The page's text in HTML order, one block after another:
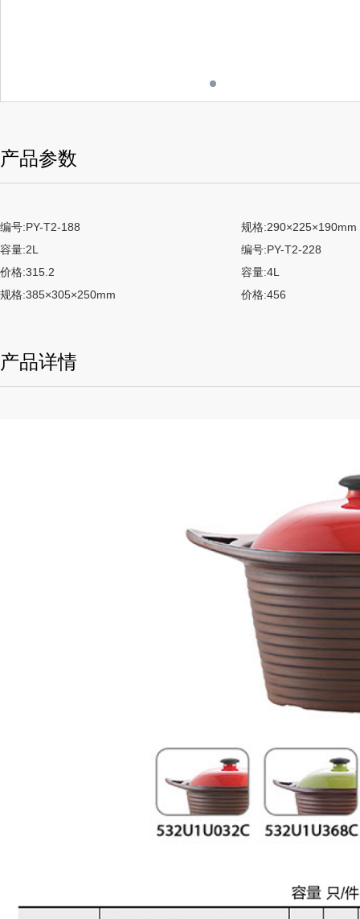
产品参数
编号:PY-T2-188
规格:290×225×190mm
容量:2L
编号:PY-T2-228
价格:315.2
容量:4L
规格:385×305×250mm
价格:456
产品详情